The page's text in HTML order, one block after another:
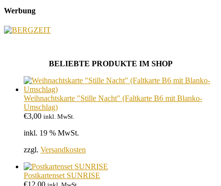
Werbung
BELIEBTE PRODUKTE IM SHOP
Weihnachtskarte "Stille Nacht" (Faltkarte B6 mit Blanko-
Umschlag)
€3,00 inkl. MwSt.
inkl. 19 % MwSt.
zzgl. Versandkosten
Postkartenset SUNRISE